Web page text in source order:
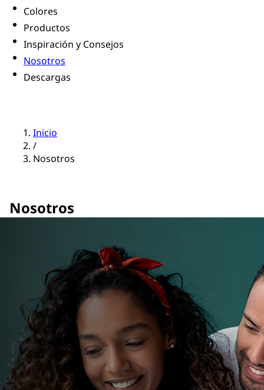
Colores
Productos
Inspiración y Consejos
Nosotros
Descargas
Inicio
/
Nosotros
Nosotros